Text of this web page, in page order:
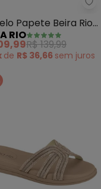
Papete
Papete Beira Rio
em Sintético
RIO
R$ 139,99
de R$ 36,66 sem juros